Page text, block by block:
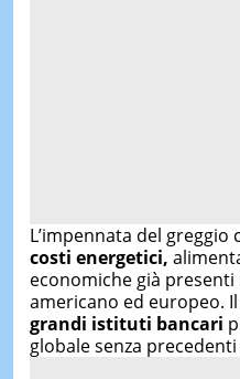
L’impennata del
costi energetici,
economiche già
americano ed europeo.
grandi istituti bancari
globale senza